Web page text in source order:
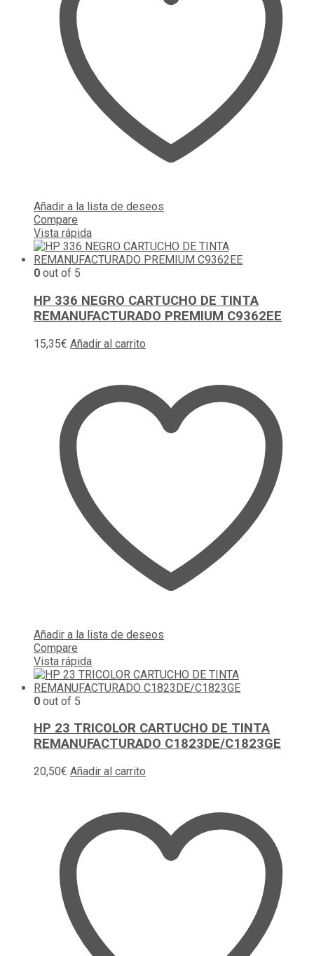
Añadir a la lista de deseos
Compare
Vista rápida
0 out of 5
HP 336 NEGRO CARTUCHO DE TINTA
REMANUFACTURADO PREMIUM C9362EE
15,35€ Añadir al carrito
Añadir a la lista de deseos
Compare
Vista rápida
0 out of 5
HP 23 TRICOLOR CARTUCHO DE TINTA
REMANUFACTURADO C1823DE/C1823GE
20,50€ Añadir al carrito